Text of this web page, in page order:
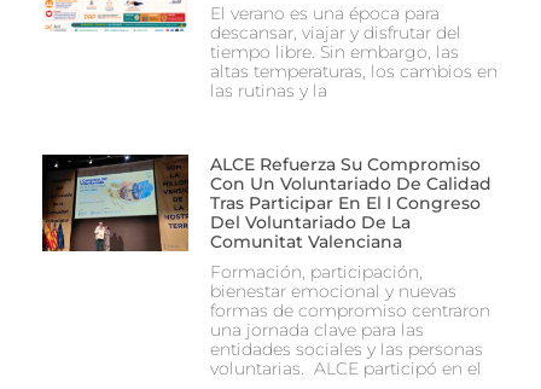
El verano es una época para
descansar, viajar y disfrutar del
tiempo libre. Sin embargo, las
altas temperaturas, los cambios en
las rutinas y la
ALCE Refuerza Su Compromiso
Con Un Voluntariado De Calidad
Tras Participar En El I Congreso
Del Voluntariado De La
Comunitat Valenciana
Formación, participación,
bienestar emocional y nuevas
formas de compromiso centraron
una jornada clave para las
entidades sociales y las personas
voluntarias. ALCE participó en el